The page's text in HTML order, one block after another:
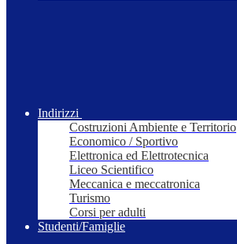
Indirizzi
Costruzioni Ambiente e Territorio
Economico / Sportivo
Elettronica ed Elettrotecnica
Liceo Scientifico
Meccanica e meccatronica
Turismo
Corsi per adulti
Studenti/Famiglie